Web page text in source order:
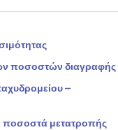
ποσοστών διαγραφής
–
ποσοστά μετατροπής